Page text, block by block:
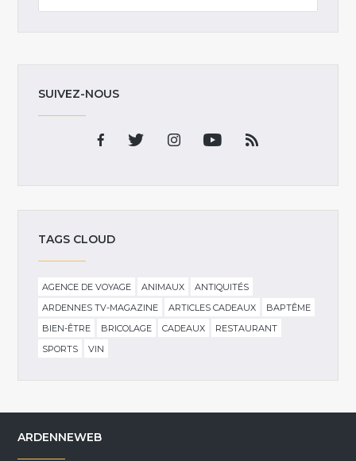
SUIVEZ-NOUS
TAGS CLOUD
AGENCE DE VOYAGE ANIMAUX
ANTIQUITÉS
ARDENNES TV-MAGAZINE
ARTICLES CADEAUX
BAPTÊME
BIEN-ÊTRE
BRICOLAGE CADEAUX
RESTAURANT
SPORTS
VIN
ARDENNEWEB